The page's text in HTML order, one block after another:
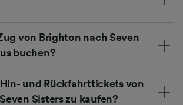
von Brighton nach Seven
buchen?
Hin- und Rückfahrttickets von
Sisters zu kaufen?